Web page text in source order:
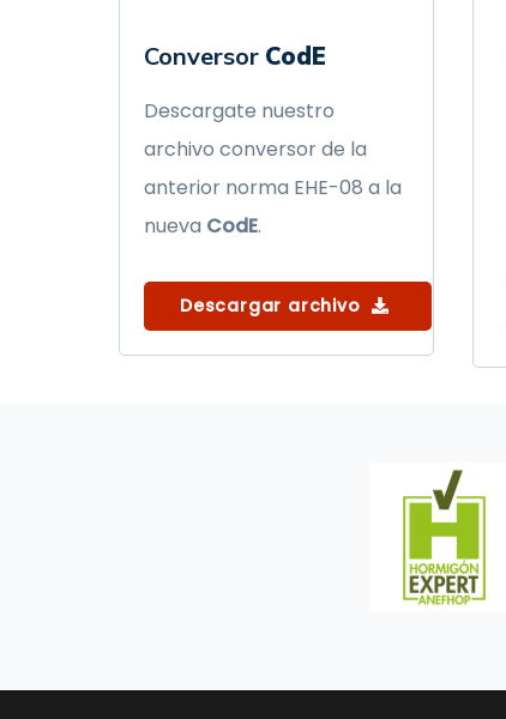
Conversor CodE
Descargate nuestro
archivo conversor de la
anterior norma EHE-08 a la
nueva CodE.
Descargar archivo